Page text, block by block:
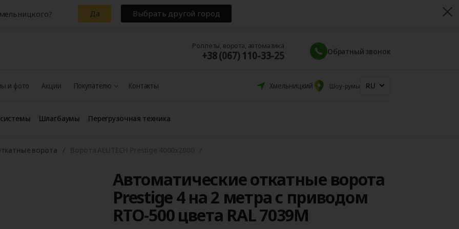
Роллеты, ворота, автоматика
+38 (067) 110-33-25 Обратный звонок
и фото Акции Покупателю Контакты Хмельницкий Шоу-румы RU
Шлагбаумы Перегрузочная техника
ворота
Автоматические откатные ворота
Prestige 4 на 2 метра с приводом
RTO-500 цвета RAL 7039M
Да Выбрать другой город